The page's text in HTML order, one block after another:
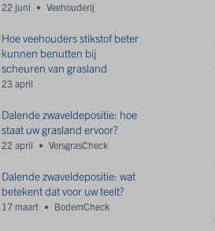
22 juni Veehouderij
Hoe veehouders stikstof beter
kunnen benutten bij
scheuren van grasland
23 april
Dalende zwaveldepositie: hoe
staat uw grasland ervoor?
22 april VersgrasCheck
Dalende zwaveldepositie: wat
betekent dat voor uw teelt?
17 maart BodemCheck